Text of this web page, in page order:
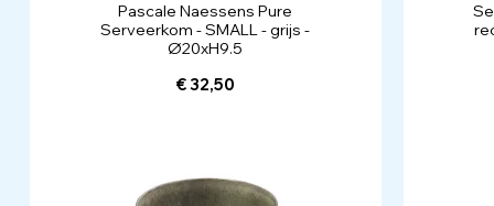
Pascale Naessens Pure
Serveerkom - SMALL - grijs -
Ø20xH9.5
€ 32,50